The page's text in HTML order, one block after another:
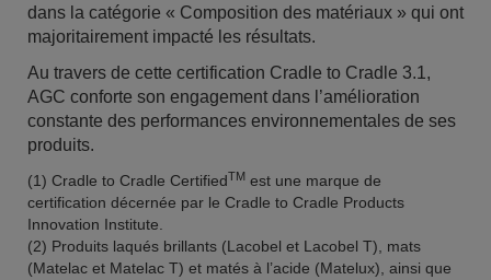
dans la catégorie « Composition des matériaux » qui ont
majoritairement impacté les résultats.
Au travers de cette certification Cradle to Cradle 3.1,
AGC conforte son engagement dans l’amélioration
constante des performances environnementales de ses
produits.
(1) Cradle to Cradle CertifiedTM est une marque de
certification décernée par le Cradle to Cradle Products
Innovation Institute.
(2) Produits laqués brillants (Lacobel et Lacobel T), mats
(Matelac et Matelac T) et matés à l’acide (Matelux), ainsi que